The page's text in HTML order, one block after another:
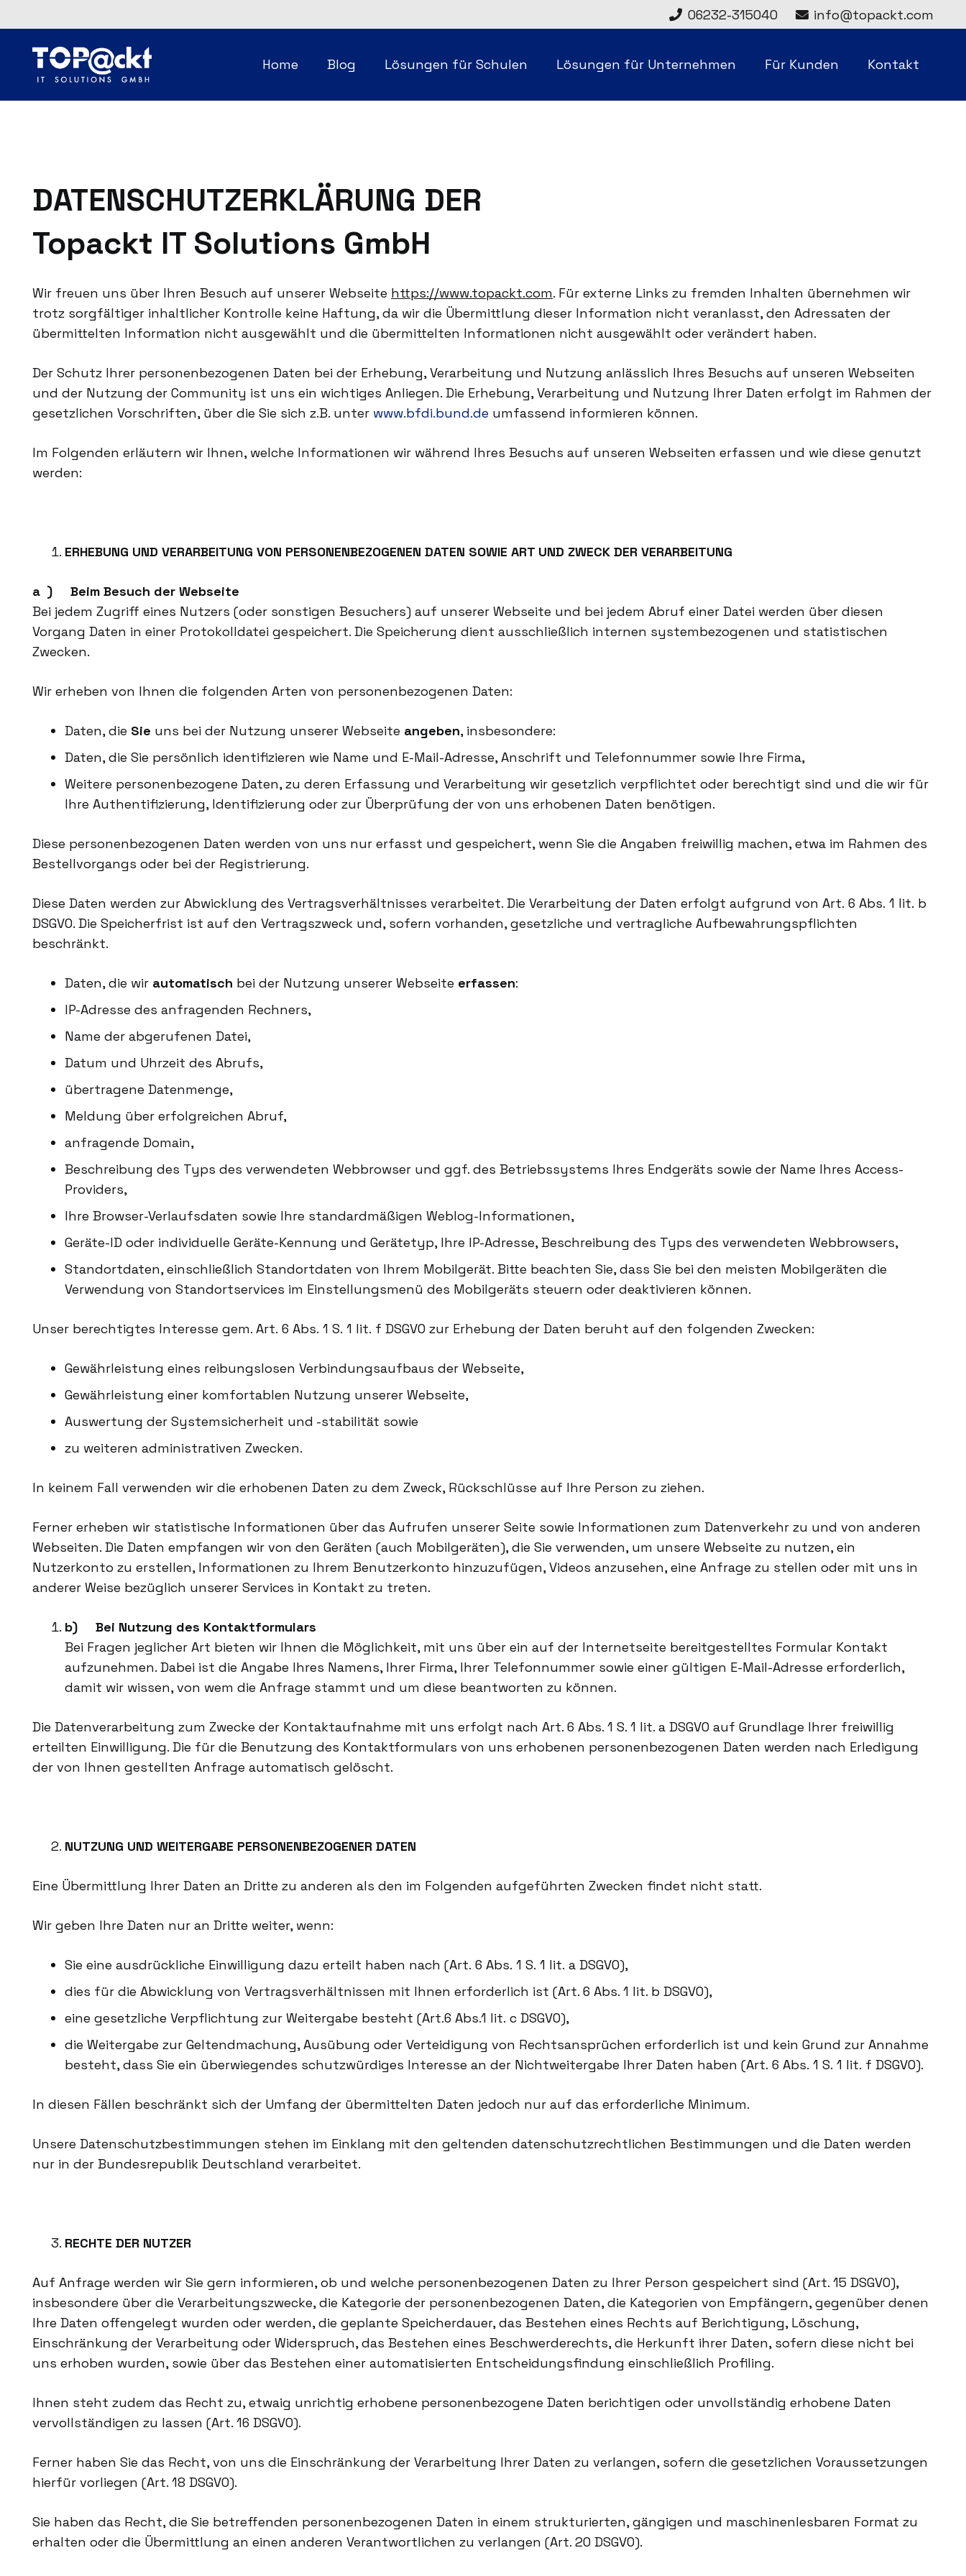
06232-315040 info@topackt.com
Home Blog Lösungen für Schulen Lösungen für Unternehmen Für Kunden Kontakt
DATENSCHUTZERKLÄRUNG DER
Topackt IT Solutions GmbH
Wir freuen uns über Ihren Besuch auf unserer Webseite https://www.topackt.com. Für externe Links zu fremden Inhalten übernehmen wir
trotz sorgfältiger inhaltlicher Kontrolle keine Haftung, da wir die Übermittlung dieser Information nicht veranlasst, den Adressaten der
übermittelten Information nicht ausgewählt und die übermittelten Informationen nicht ausgewählt oder verändert haben.
Der Schutz Ihrer personenbezogenen Daten bei der Erhebung, Verarbeitung und Nutzung anlässlich Ihres Besuchs auf unseren Webseiten
und der Nutzung der Community ist uns ein wichtiges Anliegen. Die Erhebung, Verarbeitung und Nutzung Ihrer Daten erfolgt im Rahmen der
gesetzlichen Vorschriften, über die Sie sich z.B. unter www.bfdi.bund.de umfassend informieren können.
Im Folgenden erläutern wir Ihnen, welche Informationen wir während Ihres Besuchs auf unseren Webseiten erfassen und wie diese genutzt
werden:
ERHEBUNG UND VERARBEITUNG VON PERSONENBEZOGENEN DATEN SOWIE ART UND ZWECK DER VERARBEITUNG
a ) Beim Besuch der Webseite
Bei jedem Zugriff eines Nutzers (oder sonstigen Besuchers) auf unserer Webseite und bei jedem Abruf einer Datei werden über diesen
Vorgang Daten in einer Protokolldatei gespeichert. Die Speicherung dient ausschließlich internen systembezogenen und statistischen
Zwecken.
Wir erheben von Ihnen die folgenden Arten von personenbezogenen Daten:
Daten, die Sie uns bei der Nutzung unserer Webseite angeben, insbesondere:
Daten, die Sie persönlich identifizieren wie Name und E-Mail-Adresse, Anschrift und Telefonnummer sowie Ihre Firma,
Weitere personenbezogene Daten, zu deren Erfassung und Verarbeitung wir gesetzlich verpflichtet oder berechtigt sind und die wir für
Ihre Authentifizierung, Identifizierung oder zur Überprüfung der von uns erhobenen Daten benötigen.
Diese personenbezogenen Daten werden von uns nur erfasst und gespeichert, wenn Sie die Angaben freiwillig machen, etwa im Rahmen des
Bestellvorgangs oder bei der Registrierung.
Diese Daten werden zur Abwicklung des Vertragsverhältnisses verarbeitet. Die Verarbeitung der Daten erfolgt aufgrund von Art. 6 Abs. 1 lit. b
DSGVO. Die Speicherfrist ist auf den Vertragszweck und, sofern vorhanden, gesetzliche und vertragliche Aufbewahrungspflichten
beschränkt.
Daten, die wir automatisch bei der Nutzung unserer Webseite erfassen:
IP-Adresse des anfragenden Rechners,
Name der abgerufenen Datei,
Datum und Uhrzeit des Abrufs,
übertragene Datenmenge,
Meldung über erfolgreichen Abruf,
anfragende Domain,
Beschreibung des Typs des verwendeten Webbrowser und ggf. des Betriebssystems Ihres Endgeräts sowie der Name Ihres Access-
Providers,
Ihre Browser-Verlaufsdaten sowie Ihre standardmäßigen Weblog-Informationen,
Geräte-ID oder individuelle Geräte-Kennung und Gerätetyp, Ihre IP-Adresse, Beschreibung des Typs des verwendeten Webbrowsers,
Standortdaten, einschließlich Standortdaten von Ihrem Mobilgerät. Bitte beachten Sie, dass Sie bei den meisten Mobilgeräten die
Verwendung von Standortservices im Einstellungsmenü des Mobilgeräts steuern oder deaktivieren können.
Unser berechtigtes Interesse gem. Art. 6 Abs. 1 S. 1 lit. f DSGVO zur Erhebung der Daten beruht auf den folgenden Zwecken:
Gewährleistung eines reibungslosen Verbindungsaufbaus der Webseite,
Gewährleistung einer komfortablen Nutzung unserer Webseite,
Auswertung der Systemsicherheit und -stabilität sowie
zu weiteren administrativen Zwecken.
In keinem Fall verwenden wir die erhobenen Daten zu dem Zweck, Rückschlüsse auf Ihre Person zu ziehen.
Ferner erheben wir statistische Informationen über das Aufrufen unserer Seite sowie Informationen zum Datenverkehr zu und von anderen
Webseiten. Die Daten empfangen wir von den Geräten (auch Mobilgeräten), die Sie verwenden, um unsere Webseite zu nutzen, ein
Nutzerkonto zu erstellen, Informationen zu Ihrem Benutzerkonto hinzuzufügen, Videos anzusehen, eine Anfrage zu stellen oder mit uns in
anderer Weise bezüglich unserer Services in Kontakt zu treten.
b) Bei Nutzung des Kontaktformulars
Bei Fragen jeglicher Art bieten wir Ihnen die Möglichkeit, mit uns über ein auf der Internetseite bereitgestelltes Formular Kontakt
aufzunehmen. Dabei ist die Angabe Ihres Namens, Ihrer Firma, Ihrer Telefonnummer sowie einer gültigen E-Mail-Adresse erforderlich,
damit wir wissen, von wem die Anfrage stammt und um diese beantworten zu können.
Die Datenverarbeitung zum Zwecke der Kontaktaufnahme mit uns erfolgt nach Art. 6 Abs. 1 S. 1 lit. a DSGVO auf Grundlage Ihrer freiwillig
erteilten Einwilligung. Die für die Benutzung des Kontaktformulars von uns erhobenen personenbezogenen Daten werden nach Erledigung
der von Ihnen gestellten Anfrage automatisch gelöscht.
NUTZUNG UND WEITERGABE PERSONENBEZOGENER DATEN
Eine Übermittlung Ihrer Daten an Dritte zu anderen als den im Folgenden aufgeführten Zwecken findet nicht statt.
Wir geben Ihre Daten nur an Dritte weiter, wenn:
Sie eine ausdrückliche Einwilligung dazu erteilt haben nach (Art. 6 Abs. 1 S. 1 lit. a DSGVO),
dies für die Abwicklung von Vertragsverhältnissen mit Ihnen erforderlich ist (Art. 6 Abs. 1 lit. b DSGVO),
eine gesetzliche Verpflichtung zur Weitergabe besteht (Art.6 Abs.1 lit. c DSGVO),
die Weitergabe zur Geltendmachung, Ausübung oder Verteidigung von Rechtsansprüchen erforderlich ist und kein Grund zur Annahme
besteht, dass Sie ein überwiegendes schutzwürdiges Interesse an der Nichtweitergabe Ihrer Daten haben (Art. 6 Abs. 1 S. 1 lit. f DSGVO).
In diesen Fällen beschränkt sich der Umfang der übermittelten Daten jedoch nur auf das erforderliche Minimum.
Unsere Datenschutzbestimmungen stehen im Einklang mit den geltenden datenschutzrechtlichen Bestimmungen und die Daten werden
nur in der Bundesrepublik Deutschland verarbeitet.
RECHTE DER NUTZER
Auf Anfrage werden wir Sie gern informieren, ob und welche personenbezogenen Daten zu Ihrer Person gespeichert sind (Art. 15 DSGVO),
insbesondere über die Verarbeitungszwecke, die Kategorie der personenbezogenen Daten, die Kategorien von Empfängern, gegenüber denen
Ihre Daten offengelegt wurden oder werden, die geplante Speicherdauer, das Bestehen eines Rechts auf Berichtigung, Löschung,
Einschränkung der Verarbeitung oder Widerspruch, das Bestehen eines Beschwerderechts, die Herkunft ihrer Daten, sofern diese nicht bei
uns erhoben wurden, sowie über das Bestehen einer automatisierten Entscheidungsfindung einschließlich Profiling.
Ihnen steht zudem das Recht zu, etwaig unrichtig erhobene personenbezogene Daten berichtigen oder unvollständig erhobene Daten
vervollständigen zu lassen (Art. 16 DSGVO).
Ferner haben Sie das Recht, von uns die Einschränkung der Verarbeitung Ihrer Daten zu verlangen, sofern die gesetzlichen Voraussetzungen
hierfür vorliegen (Art. 18 DSGVO).
Sie haben das Recht, die Sie betreffenden personenbezogenen Daten in einem strukturierten, gängigen und maschinenlesbaren Format zu
erhalten oder die Übermittlung an einen anderen Verantwortlichen zu verlangen (Art. 20 DSGVO).